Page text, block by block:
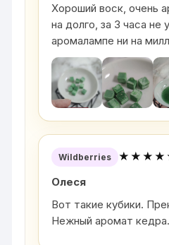
Хороший воск, очень
на долго, за 3 часа не
аромалампе ни на
Wildberries
Олеся
Вот такие кубики.
Нежный аромат